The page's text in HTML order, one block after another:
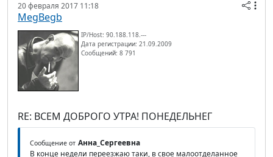
20 февраля 2017 11:18
MegBegb
IP/Host: 90.188.118.---
Дата регистрации: 21.09.2009
Сообщений: 8 791
RE: ВСЕМ ДОБРОГО УТРА! ПОНЕДЕЛЬНЕГ
Сообщение от Анна_Сергеевна
В конце недели переезжаю таки, в свое малоотделанное